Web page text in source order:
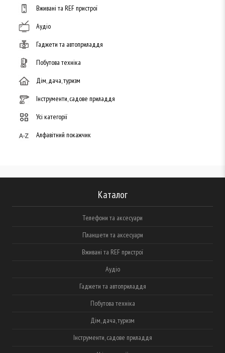
Вживані та REF пристрої
Аудіо
Гаджети та автоприладдя
Побутова техніка
Дім, дача, туризм
Інструменти, садове приладдя
Усі категорії
Алфавітний покажчик
Каталог
Телефони та аксесуари
Планшети та аксесуари
Вживані та REF пристрої
Аудіо
Гаджети та автоприладдя
Побутова техніка
Дім, дача, туризм
Інструменти, садове приладдя